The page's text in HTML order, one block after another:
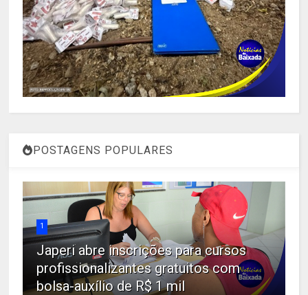
POSTAGENS POPULARES
1
Japeri abre inscrições para cursos
profissionalizantes gratuitos com
bolsa-auxílio de R$ 1 mil